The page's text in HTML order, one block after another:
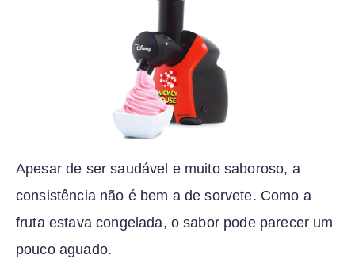
Apesar de ser saudável e muito saboroso, a
consistência não é bem a de sorvete. Como a
fruta estava congelada, o sabor pode parecer um
pouco aguado.